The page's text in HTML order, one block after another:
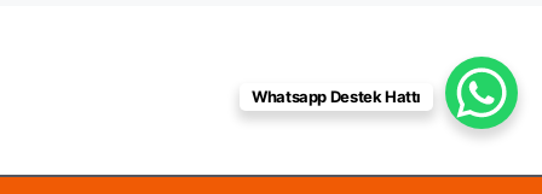
Whatsapp Destek Hattı